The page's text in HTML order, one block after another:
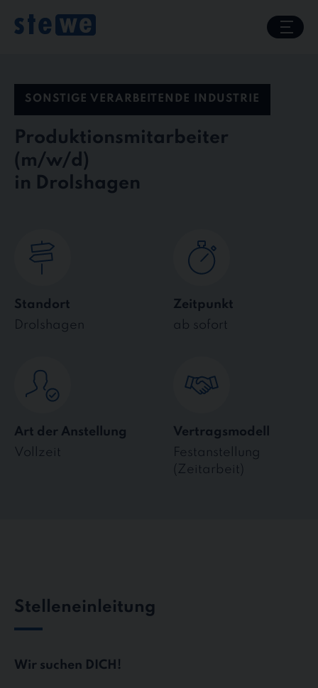
content
SONSTIGE VERARBEITENDE INDUSTRIE
Produktionsmitarbeiter
in Drolshagen
Standort
Drolshagen
Zeitpunkt
ab sofort
Art der Anstellung
Vollzeit
Vertragsmodell
Festanstellung
(Zeitarbeit)
Stelleneinleitung
Wir suchen DICH!